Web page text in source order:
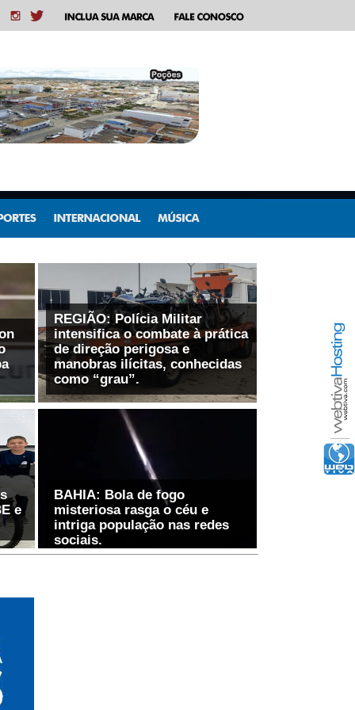
REGIÃO: Polícia Militar
intensifica o combate à prática
de direção perigosa e
manobras ilícitas, conhecidas
e
BAHIA: Bola de fogo
misteriosa rasga o céu e
intriga população nas redes